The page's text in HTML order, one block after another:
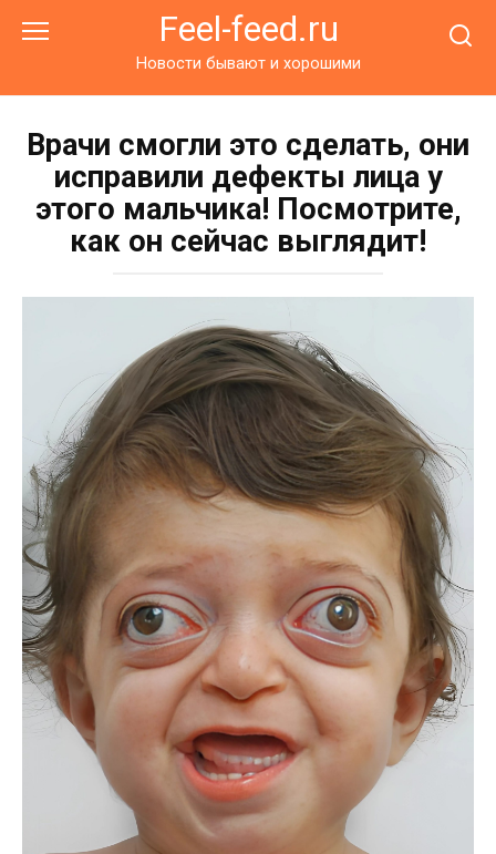
Feel-feed.ru
Новости бывают и хорошими
Врачи смогли это сделать, они
исправили дефекты лица у
этого мальчика! Посмотрите,
как он сейчас выглядит!